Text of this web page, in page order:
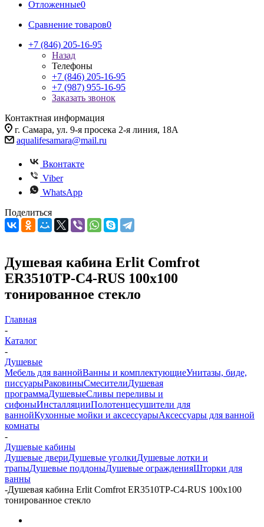
Отложенные0
Сравнение товаров0
+7 (846) 205-16-95
Назад
Телефоны
+7 (846) 205-16-95
+7 (987) 955-16-95
Заказать звонок
Контактная информация
г. Самара, ул. 9-я просека 2-я линия, 18А
aqualifesamara@mail.ru
Вконтакте
Viber
WhatsApp
Поделиться
Душевая кабина Erlit Comfrot
ER3510TP-C4-RUS 100x100
тонированное стекло
Главная
-
Каталог
-
Душевые
Мебель для ваннойВанны и комплектующиеУнитазы, биде,
писсуарыРаковиныСмесителиДушевая
программаДушевыеСливы переливы и
сифоныИнсталляцииПолотенцесушители для
ваннойКухонные мойки и аксессуарыАксессуары для ванной
комнаты
-
Душевые кабины
Душевые двериДушевые уголкиДушевые лотки и
трапыДушевые поддоныДушевые огражденияШторки для
ванны
-Душевая кабина Erlit Comfrot ER3510TP-C4-RUS 100x100
тонированное стекло